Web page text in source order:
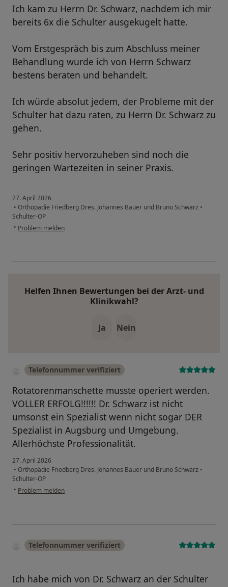
Ich kam zu Herrn Dr. Schwarz, nachdem ich mir
bereits 6x die Schulter ausgekugelt hatte.
Vom Erstgespräch bis zum Abschluss meiner
Behandlung wurde ich von Herrn Schwarz
bestens beraten und behandelt.
Ich würde absolut jedem, der Probleme mit der
Schulter hat dazu raten, zu Herrn Dr. Schwarz zu
gehen.
Sehr positiv hervorzuheben sind noch die
geringen Wartezeiten in seiner Praxis.
27. April 2026
• Orthopädie Friedberg Dres. Johannes Bauer und Bruno Schwarz •
Schulter-OP
• Problem melden
Helfen Ihnen Bewertungen bei der Arzt- und
Klinikwahl?
Ja Nein
Telefonnummer verifiziert
Rotatorenmanschette musste operiert werden.
VOLLER ERFOLG!!!!!! Dr. Schwarz ist nicht
umsonst ein Spezialist wenn nicht sogar DER
Spezialist in Augsburg und Umgebung.
Allerhöchste Professionalität.
27. April 2026
• Orthopädie Friedberg Dres. Johannes Bauer und Bruno Schwarz •
Schulter-OP
• Problem melden
Telefonnummer verifiziert
​Ich habe mich von Dr. Schwarz an der Schulter